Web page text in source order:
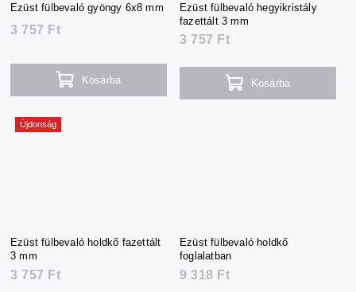
Ezüst fülbevaló gyöngy 6x8 mm
3 757 Ft
Kosárba
Ezüst fülbevaló hegyikristály
fazettált 3 mm
3 757 Ft
Kosárba
Újdonság
Ezüst fülbevaló holdkő fazettált
3 mm
3 757 Ft
Ezüst fülbevaló holdkő
foglalatban
9 318 Ft